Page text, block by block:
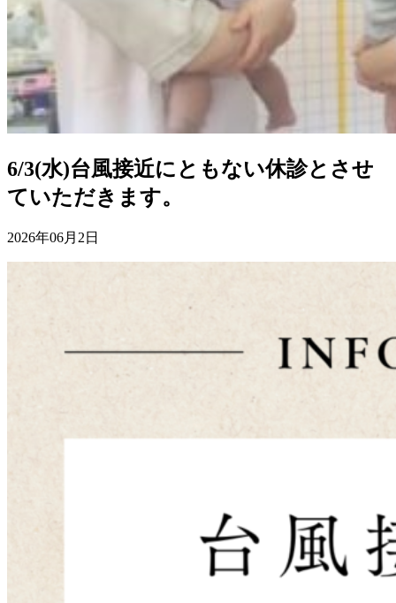
6/3(水)台風接近にともない休診とさせ
ていただきます。
2026年06月2日